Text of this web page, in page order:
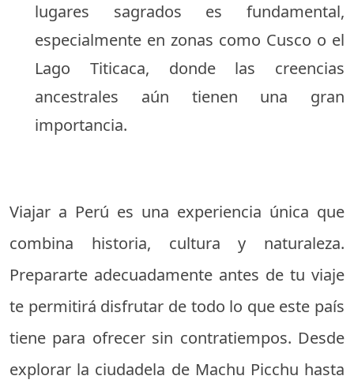
lugares sagrados es fundamental,
especialmente en zonas como Cusco o el
Lago Titicaca, donde las creencias
ancestrales aún tienen una gran
importancia.
Viajar a Perú es una experiencia única que
combina historia, cultura y naturaleza.
Prepararte adecuadamente antes de tu viaje
te permitirá disfrutar de todo lo que este país
tiene para ofrecer sin contratiempos. Desde
explorar la ciudadela de Machu Picchu hasta